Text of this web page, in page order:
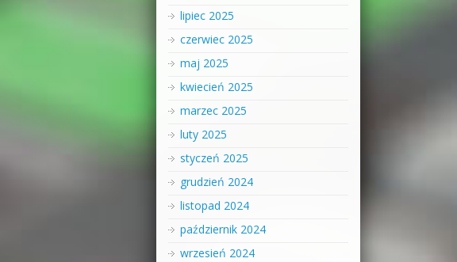
lipiec 2025
czerwiec 2025
maj 2025
kwiecień 2025
marzec 2025
luty 2025
styczeń 2025
grudzień 2024
listopad 2024
październik 2024
wrzesień 2024